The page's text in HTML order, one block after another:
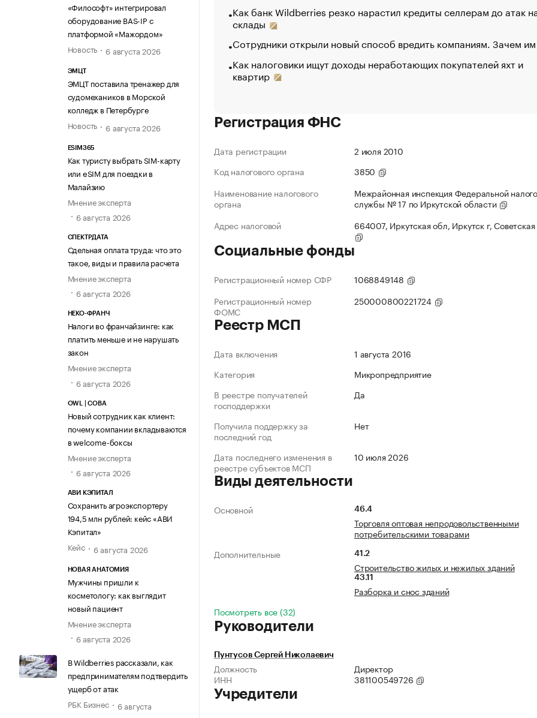
«Философт» интегрировал
оборудование BAS-IP с
платформой «Мажордом»
Новость
6 августа 2026
ЭМЦТ
ЭМЦТ поставила тренажер для
судомехаников в Морской
колледж в Петербурге
Новость
6 августа 2026
ESIM365
Как туристу выбрать SIM-карту
или eSIM для поездки в
Малайзию
Мнение эксперта
6 августа 2026
СПЕКТРДАТА
Сдельная оплата труда: что это
такое, виды и правила расчета
Мнение эксперта
6 августа 2026
НЕКО-ФРАНЧ
Налоги во франчайзинге: как
платить меньше и не нарушать
закон
Мнение эксперта
6 августа 2026
OWL | СОВА
Новый сотрудник как клиент:
почему компании вкладываются
в welcome-боксы
Мнение эксперта
6 августа 2026
АВИ КЭПИТАЛ
Сохранить агроэкспортеру
194,5 млн рублей: кейс «АВИ
Кэпитал»
Кейс
6 августа 2026
НОВАЯ АНАТОМИЯ
Мужчины пришли к
косметологу: как выглядит
новый пациент
Мнение эксперта
6 августа 2026
В Wildberries рассказали, как
предпринимателям подтвердить
ущерб от атак
РБК Бизнес
6 августа
Как банк Wildberries резко нарастил кредиты селлерам до атак
склады
Сотрудники открыли новый способ вредить компаниям. Зачем
Как налоговики ищут доходы неработающих покупателей яхт и
квартир
Регистрация ФНС
Дата регистрации
2 июля 2010
Код налогового органа
3850
Наименование налогового
органа
Межрайонная инспекция Федеральной
службы № 17 по Иркутской области
Адрес налоговой
664007, Иркутская обл, Иркутск г,
Социальные фонды
Регистрационный номер СФР
1068849148
Регистрационный номер
ФОМС
250000800221724
Реестр МСП
Дата включения
1 августа 2016
Категория
Микропредприятие
В реестре получателей
господдержки
Да
Получила поддержку за
последний год
Нет
Дата последнего изменения в
реестре субъектов МСП
10 июля 2026
Виды деятельности
Основной 46.4
Торговля оптовая непродовольственными
потребительскими товарами
Дополнительные
41.2
Строительство жилых и нежилых зданий
43.11
Разборка и снос зданий
Посмотреть все (32)
Руководители
Пунтусов Сергей Николаевич
Должность
Директор
ИНН
381100549726
Учредители